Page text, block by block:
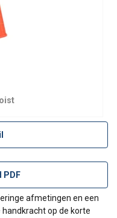
PDF
afmetingen en een
op de korte